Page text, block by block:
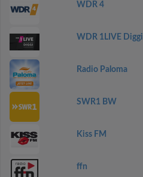
WDR 4
WDR 1LIVE Diggi
Radio Paloma
SWR1 BW
Kiss FM
ffn